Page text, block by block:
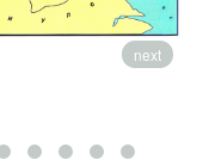
next